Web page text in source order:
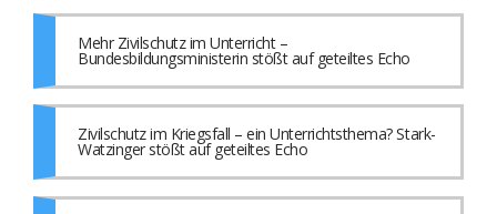
Mehr Zivilschutz im Unterricht –
Bundesbildungsministerin stößt auf geteiltes Echo
Zivilschutz im Kriegsfall – ein Unterrichtsthema? Stark-
Watzinger stößt auf geteiltes Echo